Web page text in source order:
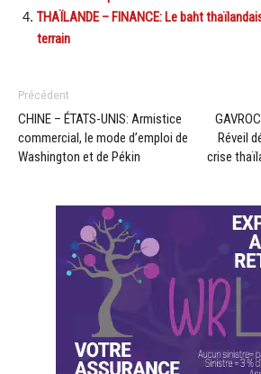
THAÏLANDE – FINANCE: Le baht
terrain
Précédent
CHINE – ÉTATS-UNIS: Armistice
commercial, le mode d’emploi de
Washington et de Pékin
Réveil
crise